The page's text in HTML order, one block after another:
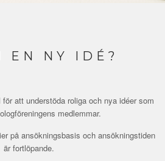
EN NY IDÉ?
att understöda roliga och nya idéer som
medlemmar.
på ansökningsbasis och ansökningstiden
är fortlöpande.